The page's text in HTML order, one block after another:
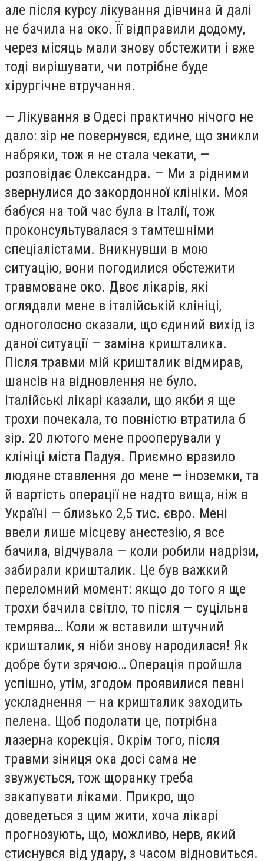
але після курсу лікування дівчина й далі
не бачила на око. Її відправили додому,
через місяць мали знову обстежити і вже
тоді вирішувати, чи потрібне буде
хірургічне втручання.
— Лікування в Одесі практично нічого не
дало: зір не повернувся, єдине, що зникли
набряки, тож я не стала чекати, —
розповідає Олександра. — Ми з рідними
звернулися до закордонної клініки. Моя
бабуся на той час була в Італії, тож
проконсультувалася з тамтешніми
спеціалістами. Вникнувши в мою
ситуацію, вони погодилися обстежити
травмоване око. Двоє лікарів, які
оглядали мене в італійській клініці,
одноголосно сказали, що єдиний вихід із
даної ситуації — заміна кришталика.
Після травми мій кришталик відмирав,
шансів на відновлення не було.
Італійські лікарі казали, що якби я ще
трохи почекала, то повністю втратила б
зір. 20 лютого мене прооперували у
клініці міста Падуя. Приємно вразило
людяне ставлення до мене — іноземки, та
й вартість операції не надто вища, ніж в
Україні — близько 2,5 тис. євро. Мені
ввели лише місцеву анестезію, я все
бачила, відчувала — коли робили надрізи,
забирали кришталик. Це був важкий
переломний момент: якщо до того я ще
трохи бачила світло, то після — суцільна
темрява… Коли ж вставили штучний
кришталик, я ніби знову народилася! Як
добре бути зрячою… Операція пройшла
успішно, утім, згодом проявилися певні
ускладнення — на кришталик заходить
пелена. Щоб подолати це, потрібна
лазерна корекція. Окрім того, після
травми зіниця ока досі сама не
звужується, тож щоранку треба
закапувати ліками. Прикро, що
доведеться з цим жити, хоча лікарі
прогнозують, що, можливо, нерв, який
стиснувся від удару, з часом відновиться.